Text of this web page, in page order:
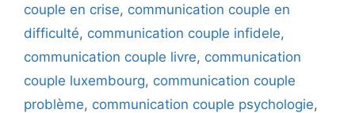
couple en crise, communication couple en
difficulté, communication couple infidele,
communication couple livre, communication
couple luxembourg, communication couple
problème, communication couple psychologie,